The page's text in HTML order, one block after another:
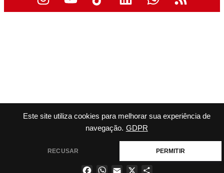
Este site utiliza cookies para melhorar sua experiência de
navegação. GDPR
RECUSAR PERMITIR
FacebookWhatsApp
Email